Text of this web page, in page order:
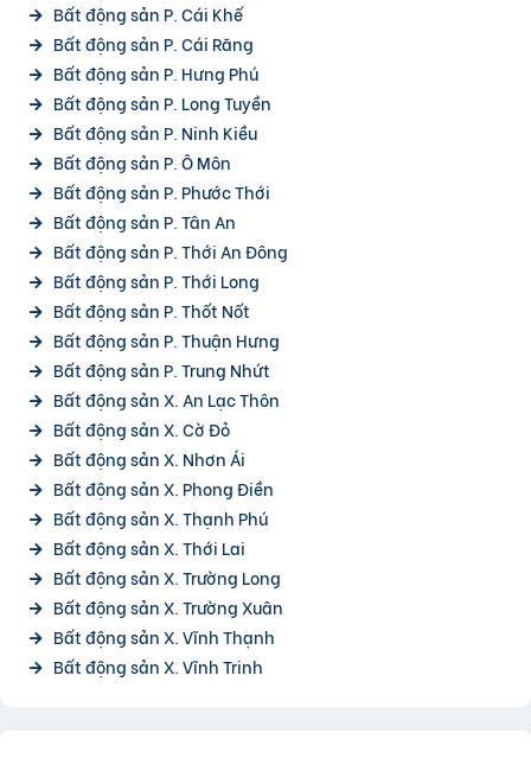
Bất động sản P. Cái Khế
Bất động sản P. Cái Răng
Bất động sản P. Hưng Phú
Bất động sản P. Long Tuyền
Bất động sản P. Ninh Kiều
Bất động sản P. Ô Môn
Bất động sản P. Phước Thới
Bất động sản P. Tân An
Bất động sản P. Thới An Đông
Bất động sản P. Thới Long
Bất động sản P. Thốt Nốt
Bất động sản P. Thuận Hưng
Bất động sản P. Trung Nhứt
Bất động sản X. An Lạc Thôn
Bất động sản X. Cờ Đỏ
Bất động sản X. Nhơn Ái
Bất động sản X. Phong Điền
Bất động sản X. Thạnh Phú
Bất động sản X. Thới Lai
Bất động sản X. Trường Long
Bất động sản X. Trường Xuân
Bất động sản X. Vĩnh Thạnh
Bất động sản X. Vĩnh Trinh